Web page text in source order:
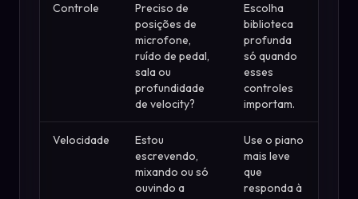
Controle
Preciso de
posições de
microfone,
ruído de pedal,
sala ou
profundidade
de velocity?
Escolha
biblioteca
profunda
só quando
esses
controles
importam.
Velocidade
Estou
escrevendo,
mixando ou só
ouvindo a
Use o piano
mais leve
que
responda à